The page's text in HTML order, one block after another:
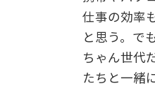
仕事の効率
と思う。で
ちゃん世代
たちと一緒